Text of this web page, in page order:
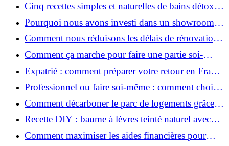
Cinq recettes simples et naturelles de bains détox
maison
Pourquoi nous avons investi dans un showroom-
atelier et ce que cela apporte aux clients
Comment nous réduisons les délais de rénovation à
3 mois au lieu de 6?
Comment ça marche pour faire une partie soi-
même et nous confier le reste ?
Expatrié : comment préparer votre retour en France
et rénover votre bien à distance ?
Professionnel ou faire soi-même : comment choisir
pour votre rénovation ?
Comment décarboner le parc de logements grâce à
la rénovation énergétique ?
Recette DIY : baume à lèvres teinté naturel avec
SPF
Comment maximiser les aides financières pour